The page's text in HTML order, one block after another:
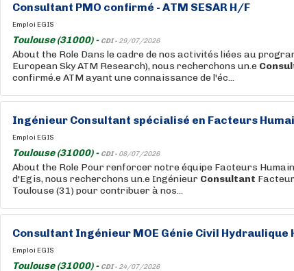
Consultant PMO confirmé - ATM SESAR H/F
Emploi EGIS
Toulouse (31000) - CDI - 29/07/2026
About the Role Dans le cadre de nos activités liées au
European Sky ATM Research), nous recherchons un.e
confirmé.e ATM ayant une connaissance de l'éc...
Ingénieur Consultant spécialisé en Facteurs
Emploi EGIS
Toulouse (31000) - CDI - 08/07/2026
About the Role Pour renforcer notre équipe Facteurs
d'Egis, nous recherchons un.e Ingénieur Consultant
Toulouse (31) pour contribuer à nos...
Consultant Ingénieur MOE Génie Civil Hydraulique
Emploi EGIS
Toulouse (31000) - CDI - 24/07/2026